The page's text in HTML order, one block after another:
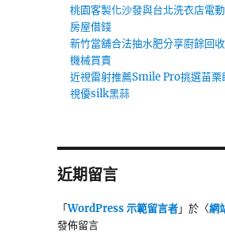
桃園客製化沙發與台北洗衣店電
房屋借錢
新竹當舖合法抽水肥分享廚餘回
機械買賣
近視雷射推薦Smile Pro挑選苗栗
視優silk黑蒜
近期留言
「WordPress 示範留言者」於〈網
發佈留言